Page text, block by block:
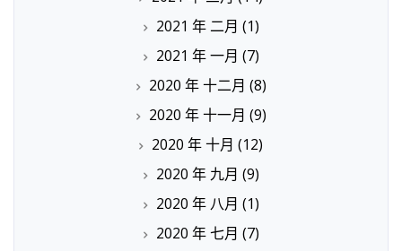
2021 年 二月 (1)
2021 年 一月 (7)
2020 年 十二月 (8)
2020 年 十一月 (9)
2020 年 十月 (12)
2020 年 九月 (9)
2020 年 八月 (1)
2020 年 七月 (7)